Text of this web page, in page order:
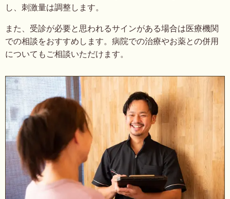
し、刺激量は調整します。
また、受診が必要と思われるサインがある場合は医療機関
での相談をおすすめします。病院での治療やお薬との併用
についてもご相談いただけます。